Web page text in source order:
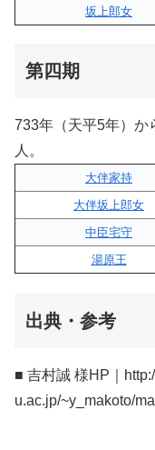
坂上郎女
第四期
733年（天平5年）か
人。
大伴家持
大伴坂上郎女
中臣宅守
湯原王
出典・参考
■ 吉村誠 様HP｜
u.ac.jp/~y_makoto/